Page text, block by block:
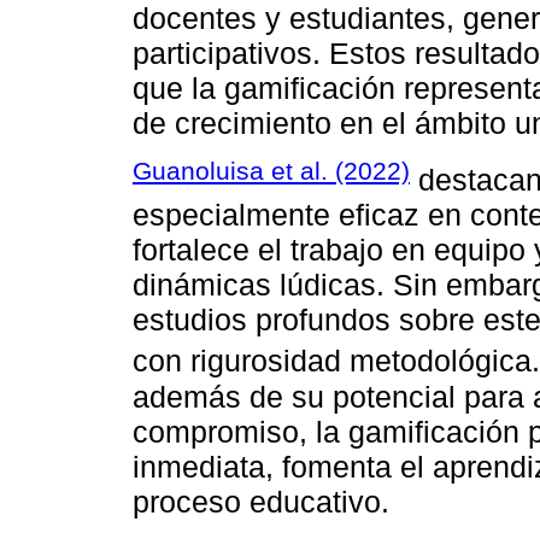
docentes y estudiantes,
participativos. Estos
que la gamificación
de crecimiento en el ámbito
Guanoluisa et al. (2022)
especialmente eficaz en
fortalece el trabajo en
dinámicas lúdicas. Sin
estudios profundos sobre
con rigurosidad
además de su potencial
compromiso, la gamificación
inmediata, fomenta el
proceso educativo.